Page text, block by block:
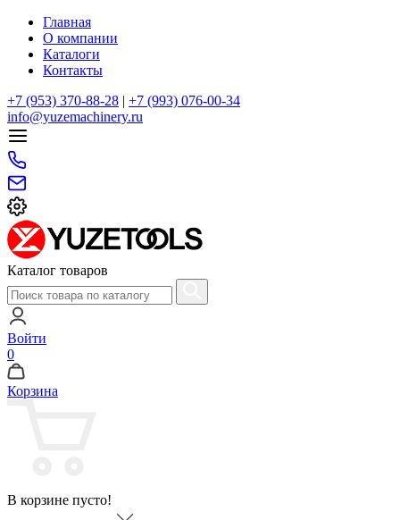
Главная
О компании
Каталоги
Контакты
+7 (953) 370-88-28 | +7 (993) 076-00-34
info@yuzemachinery.ru
Каталог товаров
Войти
0
Корзина
В корзине пусто!